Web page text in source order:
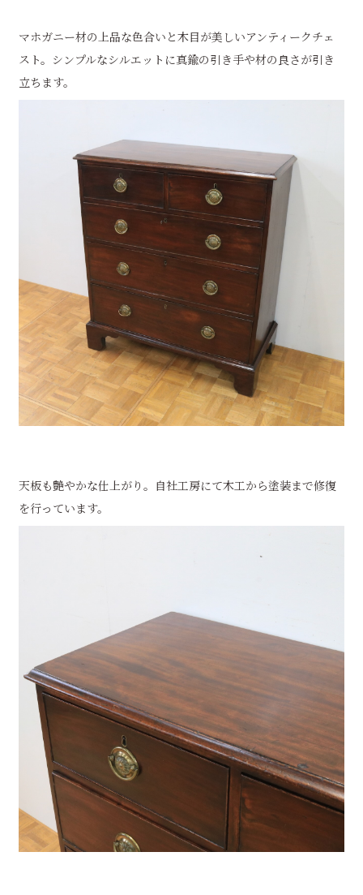
マホガニー材の上品な色合いと木目が美しいアンティークチェ
スト。シンプルなシルエットに真鍮の引き手や材の良さが引き
立ちます。
天板も艶やかな仕上がり。自社工房にて木工から塗装まで修復
を行っています。